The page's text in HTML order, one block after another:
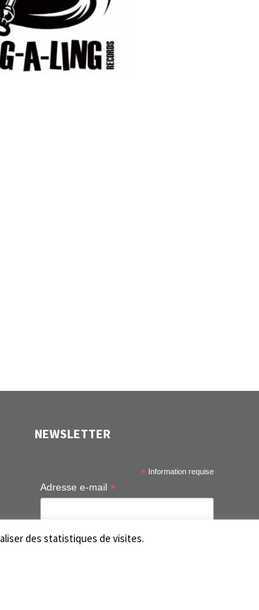
NEWSLETTER
* Information requise
Adresse e-mail*
des statistiques de visites.